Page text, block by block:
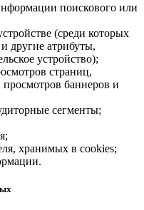
поискового или
(среди которых
другие атрибуты,
устройство);
страниц,
баннеров и
сегменты;
хранимых в cookies;